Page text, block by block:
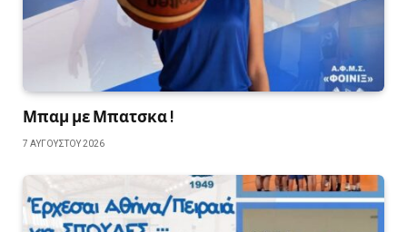
Μπαμ με Μπατσκα !
7 ΑΥΓΟΎΣΤΟΥ 2026